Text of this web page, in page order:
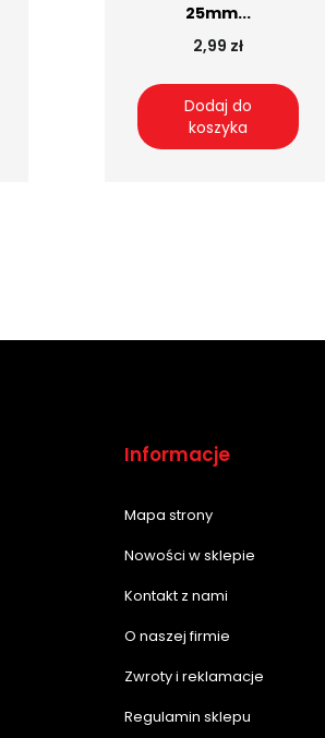
25mm...
2,99 zł
Dodaj do
koszyka
Informacje
Mapa strony
Nowości w sklepie
Kontakt z nami
O naszej firmie
Zwroty i reklamacje
Regulamin sklepu